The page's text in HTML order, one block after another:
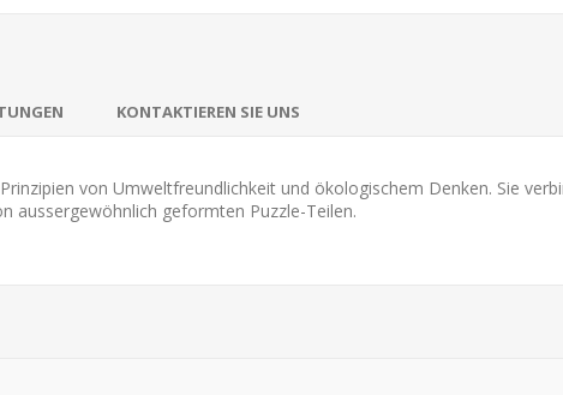
KONTAKTIEREN SIE UNS
von Umweltfreundlichkeit und ökologischem Denken. Sie
aussergewöhnlich geformten Puzzle-Teilen.